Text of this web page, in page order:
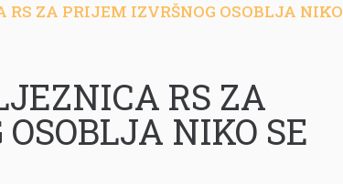
RS ZA PRIJEM IZVRŠNOG OSOBLJA NIKO
RS ZA
NIKO SE